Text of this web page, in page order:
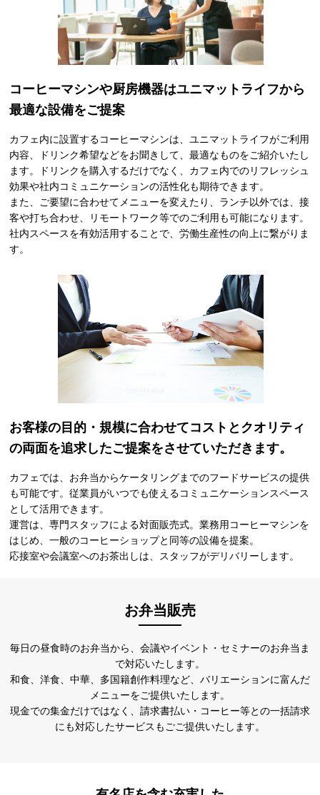
コーヒーマシンや厨房機器はユニマットライフから
最適な設備をご提案
カフェ内に設置するコーヒーマシンは、ユニマットライフがご利用
内容、ドリンク希望などをお聞きして、最適なものをご紹介いたし
ます。ドリンクを購入するだけでなく、カフェ内でのリフレッシュ
効果や社内コミュニケーションの活性化も期待できます。
また、ご要望に合わせてメニューを変えたり、ランチ以外では、接
客や打ち合わせ、リモートワーク等でのご利用も可能になります。
社内スペースを有効活用することで、労働生産性の向上に繋がりま
す。
お客様の目的・規模に合わせてコストと クオリティ
の両面を追求したご提案をさせていただきます。
カフェでは、お弁当からケータリングまでのフードサービスの提供
も可能です。従業員がいつでも使えるコミュニケーションスペース
として活用できます。
運営は、専門スタッフによる対面販売式。業務用コーヒーマシンを
はじめ、一般のコーヒーショップと同等の設備を提案。
応接室や会議室へのお茶出しは、スタッフがデリバリーします。
お弁当販売
毎日の昼食時のお弁当から、会議やイベント・セミナーのお弁当ま
で対応いたします。
和食、洋食、中華、多国籍創作料理など、バリエーションに富んだ
メニューをご提供いたします。
現金での集金だけではなく、請求書払い・コーヒー等との一括請求
にも対応したサービスもごご提供いたします。